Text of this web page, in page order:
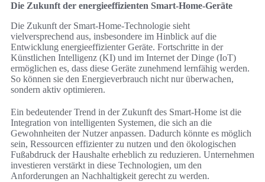
Die Zukunft der energieeffizienten Smart-Home-Geräte
Die Zukunft der Smart-Home-Technologie sieht
vielversprechend aus, insbesondere im Hinblick auf die
Entwicklung energieeffizienter Geräte. Fortschritte in der
Künstlichen Intelligenz (KI) und im Internet der Dinge (IoT)
ermöglichen es, dass diese Geräte zunehmend lernfähig werden.
So können sie den Energieverbrauch nicht nur überwachen,
sondern aktiv optimieren.
Ein bedeutender Trend in der Zukunft des Smart-Home ist die
Integration von intelligenten Systemen, die sich an die
Gewohnheiten der Nutzer anpassen. Dadurch könnte es möglich
sein, Ressourcen effizienter zu nutzen und den ökologischen
Fußabdruck der Haushalte erheblich zu reduzieren. Unternehmen
investieren verstärkt in diese Technologien, um den
Anforderungen an Nachhaltigkeit gerecht zu werden.